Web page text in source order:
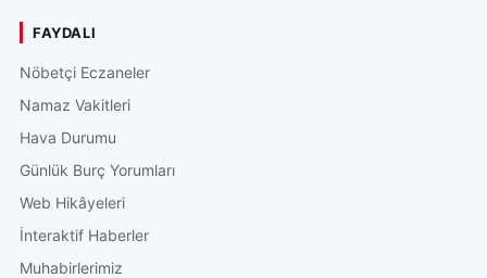
FAYDALI
Nöbetçi Eczaneler
Namaz Vakitleri
Hava Durumu
Günlük Burç Yorumları
Web Hikâyeleri
İnteraktif Haberler
Muhabirlerimiz